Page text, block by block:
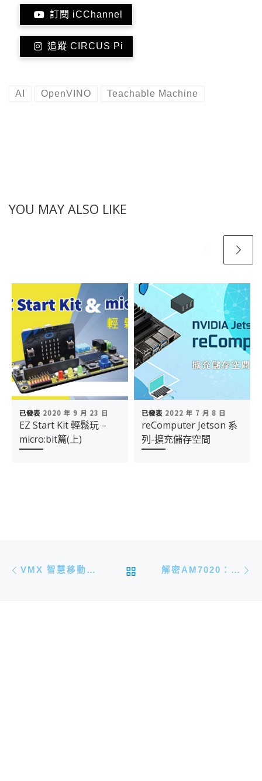
訂閱 iCChannel
追蹤 CIRCUS Pi
AI OpenVINO Teachable Machine
YOU MAY ALSO LIKE
已發表 2020 年 9 月 23 日
EZ Start Kit 輕鬆玩 –
micro:bit篇(上)
已發表 2022 年 7 月 8 日
reComputer Jetson 系
列-擴充儲存空間
VMX 智慧移動平台教學 – 單元(三) C++開發環境設定 BACK TO POST LIST
解密AM7020：6大方向詳解硬體規格